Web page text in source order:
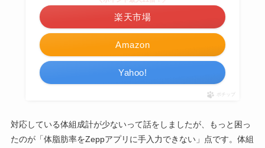
Amazon
楽天市場
Yahoo!
ポチップ
対応している体組成計が少ないって話をしましたが、もっと困っ
たのが「体脂肪率をZeppアプリに手入力できない」点です。体組